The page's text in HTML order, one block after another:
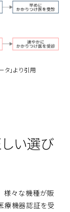
」より引用
い選び
様々な機種が販
療機器認証を受